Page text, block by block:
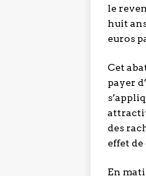
le
huit
euros
Cet
payer
des
effet
En